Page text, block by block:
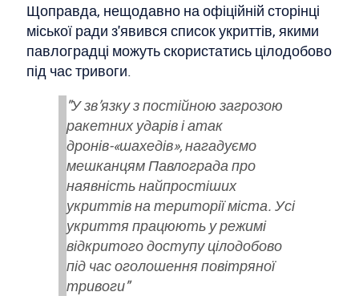
Щоправда, нещодавно на офіційній сторінці
міської ради з'явився список укриттів, якими
павлоградці можуть скористатись цілодобово
під час тривоги.
"У зв’язку з постійною загрозою
ракетних ударів і атак
дронів-«шахедів», нагадуємо
мешканцям Павлограда про
наявність найпростіших
укриттів на території міста. Усі
укриття працюють у режимі
відкритого доступу цілодобово
під час оголошення повітряної
тривоги"